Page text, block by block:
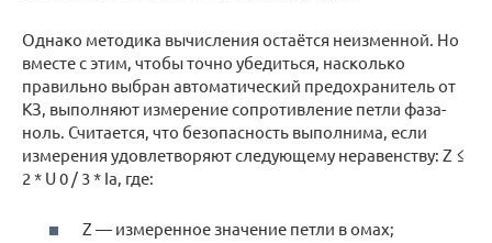
Однако методика вычисления остаётся неизменной. Но
вместе с этим, чтобы точно убедиться, насколько
правильно выбран автоматический предохранитель от
КЗ, выполняют измерение сопротивление петли фаза-
ноль. Считается, что безопасность выполнима, если
измерения удовлетворяют следующему неравенству: Z ≤
2 * U 0 / 3 * Ia, где:
Z — измеренное значение петли в омах;